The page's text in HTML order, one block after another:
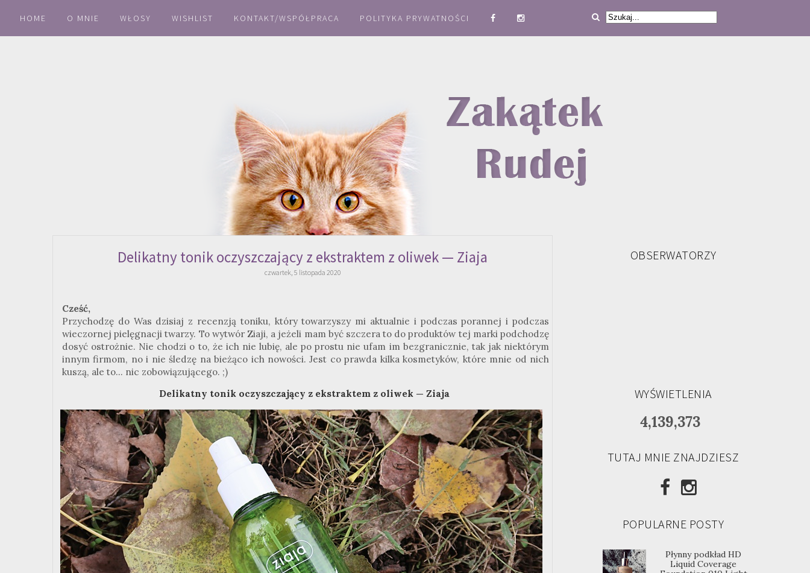
HOME O MNIE WŁOSY WISHLIST KONTAKT/WSPÓŁPRACA POLITYKA PRYWATNOŚCI
Delikatny tonik oczyszczający z ekstraktem z oliwek — Ziaja
czwartek, 5 listopada 2020
Cześć,
Przychodzę do Was dzisiaj z recenzją toniku, który towarzyszy mi aktualnie i podczas porannej i podczas
wieczornej pielęgnacji twarzy. To wytwór Ziaji, a jeżeli mam być szczera to do produktów tej marki podchodzę
dosyć ostrożnie. Nie chodzi o to, że ich nie lubię, ale po prostu nie ufam im bezgranicznie, tak jak niektórym
innym firmom, no i nie śledzę na bieżąco ich nowości. Jest co prawda kilka kosmetyków, które mnie od nich
kuszą, ale to... nic zobowiązującego. ;)
Delikatny tonik oczyszczający z ekstraktem z oliwek — Ziaja
OBSERWATORZY
WYŚWIETLENIA
4,139,373
TUTAJ MNIE ZNAJDZIESZ
POPULARNE POSTY
Płynny podkład HD
Liquid Coverage